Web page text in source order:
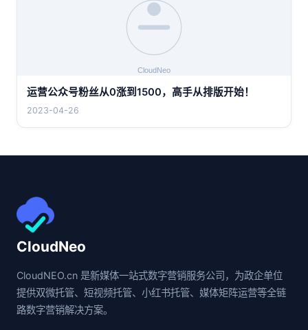
运营公众号粉丝从0涨到1500，高手从排版开始！
2023-04-26
CloudNeo
CloudNEO.cn 是新媒体一站式数字营销服务公司，为政企单位
提供双微托管、短视频托管、小红书托管、媒体矩阵运营等全链
路数字营销解决方案。